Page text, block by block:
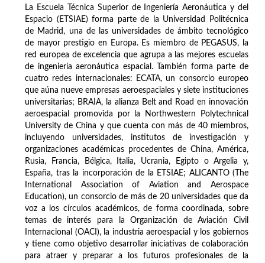
La Escuela Técnica Superior de Ingeniería Aeronáutica y del
Espacio (ETSIAE) forma parte de la Universidad Politécnica
de Madrid, una de las universidades de ámbito tecnológico
de mayor prestigio en Europa. Es miembro de PEGASUS, la
red europea de excelencia que agrupa a las mejores escuelas
de ingeniería aeronáutica espacial. También forma parte de
cuatro redes internacionales: ECATA, un consorcio europeo
que aúna nueve empresas aeroespaciales y siete instituciones
universitarias; BRAIA, la alianza Belt and Road en innovación
aeroespacial promovida por la Northwestern Polytechnical
University de China y que cuenta con más de 40 miembros,
incluyendo universidades, institutos de investigación y
organizaciones académicas procedentes de China, América,
Rusia, Francia, Bélgica, Italia, Ucrania, Egipto o Argelia y,
España, tras la incorporación de la ETSIAE; ALICANTO (The
International Association of Aviation and Aerospace
Education), un consorcio de más de 20 universidades que da
voz a los círculos académicos, de forma coordinada, sobre
temas de interés para la Organización de Aviación Civil
Internacional (OACI), la industria aeroespacial y los gobiernos
y tiene como objetivo desarrollar iniciativas de colaboración
para atraer y preparar a los futuros profesionales de la